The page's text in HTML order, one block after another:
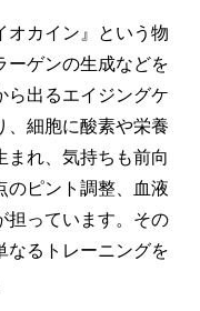
オカイン』という物
ーゲンの生成などを
ら出るエイジングケ
、細胞に酸素や栄養
まれ、気持ちも前向
のピント調整、血液
担っています。その
なるトレーニングを